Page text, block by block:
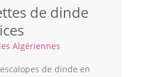
de dinde
Algériennes
de dinde en